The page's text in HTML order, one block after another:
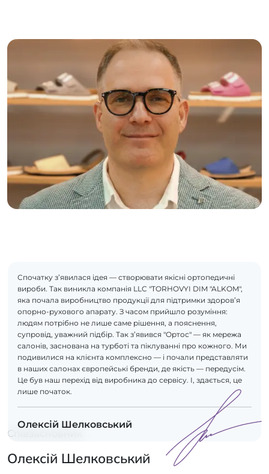
Спочатку з’явилася ідея — створювати якісні ортопедичні
вироби. Так виникла компанія LLC "TORHOVYI DIM "ALKOM",
яка почала виробництво продукції для підтримки здоров’я
опорно-рухового апарату. З часом прийшло розуміння:
людям потрібно не лише саме рішення, а пояснення,
супровід, уважний підбір. Так з’явився "Ортос" — як мережа
салонів, заснована на турботі та піклуванні про кожного. Ми
подивилися на клієнта комплексно — і почали представляти
в наших салонах європейські бренди, де якість — передусім.
Це був наш перехід від виробника до сервісу. І, здається, це
лише початок.
Олексій Шелковський
Співзасновник
Олексій Шелковський